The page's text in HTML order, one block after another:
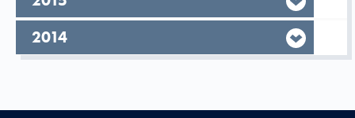
År,
2014